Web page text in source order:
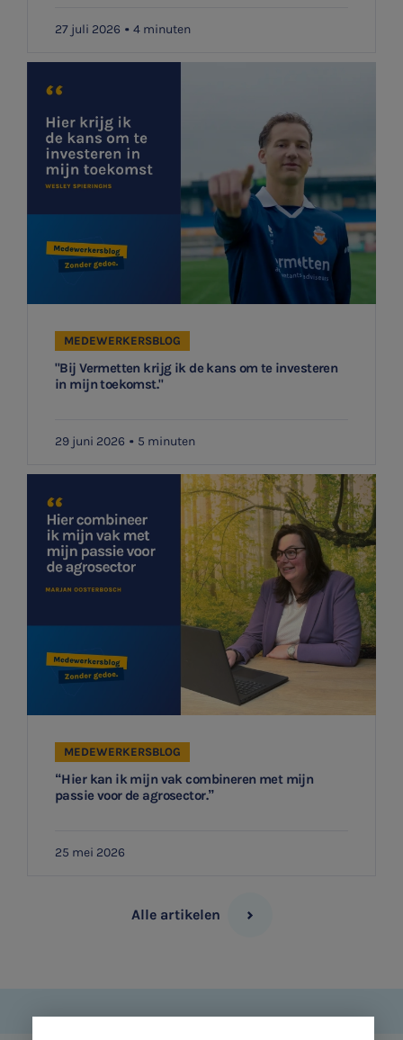
27 juli 2026 4 minuten
"Bij Vermetten krijg ik de kans om te investeren
in mijn toekomst."
MEDEWERKERSBLOG
29 juni 2026 5 minuten
“Hier kan ik mijn vak combineren met mijn
passie voor de agrosector.”
MEDEWERKERSBLOG
25 mei 2026
Alle artikelen